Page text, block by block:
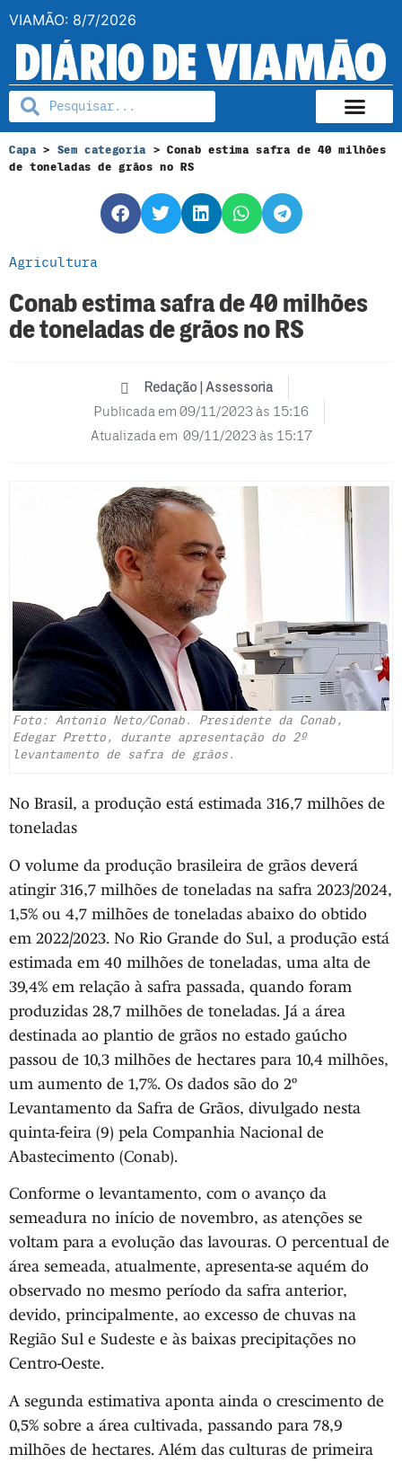
VIAMÃO: 8/7/2026
Capa > Sem categoria > Conab estima safra de 40 milhões
de toneladas de grãos no RS
Agricultura
Conab estima safra de 40 milhões
de toneladas de grãos no RS
Redação | Assessoria
Publicada em 09/11/2023 às 15:16
Atualizada em 09/11/2023 às 15:17
Foto: Antonio Neto/Conab. Presidente da Conab,
Edegar Pretto, durante apresentação do 2º
levantamento de safra de grãos.
No Brasil, a produção está estimada 316,7 milhões de
toneladas
O volume da produção brasileira de grãos deverá
atingir 316,7 milhões de toneladas na safra 2023/2024,
1,5% ou 4,7 milhões de toneladas abaixo do obtido
em 2022/2023. No Rio Grande do Sul, a produção está
estimada em 40 milhões de toneladas, uma alta de
39,4% em relação à safra passada, quando foram
produzidas 28,7 milhões de toneladas. Já a área
destinada ao plantio de grãos no estado gaúcho
passou de 10,3 milhões de hectares para 10,4 milhões,
um aumento de 1,7%. Os dados são do 2º
Levantamento da Safra de Grãos, divulgado nesta
quinta-feira (9) pela Companhia Nacional de
Abastecimento (Conab).
Conforme o levantamento, com o avanço da
semeadura no início de novembro, as atenções se
voltam para a evolução das lavouras. O percentual de
área semeada, atualmente, apresenta-se aquém do
observado no mesmo período da safra anterior,
devido, principalmente, ao excesso de chuvas na
Região Sul e Sudeste e às baixas precipitações no
Centro-Oeste.
A segunda estimativa aponta ainda o crescimento de
0,5% sobre a área cultivada, passando para 78,9
milhões de hectares. Além das culturas de primeira